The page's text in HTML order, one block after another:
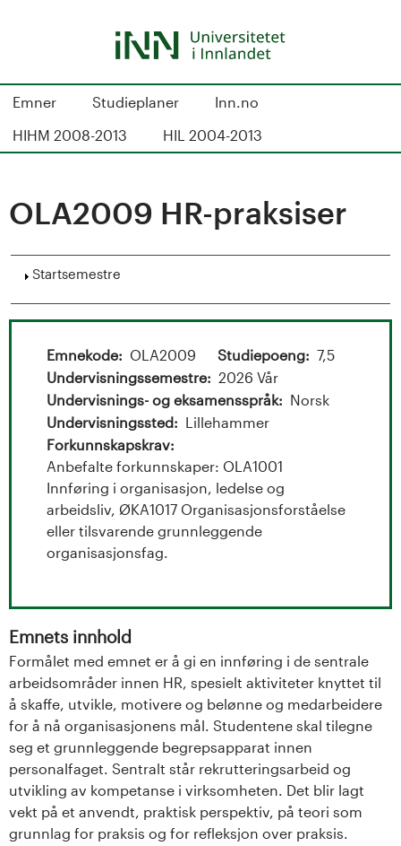
S
d
k
n
v
e
r
s
Emner Studieplaner
Inn.no
HIHM 2008-2013
HIL 2004-2013
OLA2009 HR-praksiser
Vis
Startsemestre
Emnekode OLA2009 Studiepoeng
7,5
Undervisningssemestre
2026 Vår
Undervisnings- og eksamensspråk
Norsk
Undervisningssted
Lillehammer
Forkunnskapskrav
Anbefalte forkunnskaper: OLA1001
Innføring i organisasjon, ledelse og
arbeidsliv, ØKA1017 Organisasjonsforståelse
eller tilsvarende grunnleggende
organisasjonsfag.
Emnets innhold
Formålet med emnet er å gi en innføring i de sentrale
arbeidsområder innen HR, spesielt aktiviteter knyttet til
å skaffe, utvikle, motivere og belønne og medarbeidere
for å nå organisasjonens mål. Studentene skal tilegne
seg et grunnleggende begrepsapparat innen
personalfaget. Sentralt står rekrutteringsarbeid og
utvikling av kompetanse i virksomheten. Det blir lagt
vekt på et anvendt, praktisk perspektiv, på teori som
grunnlag for praksis og for refleksjon over praksis.